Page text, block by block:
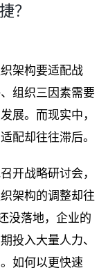
？
架构要适配战
组织三因素需要
展。而现实中，
配却往往滞后。
开战略研讨会，
架构的调整却往
没落地，企业的
投入大量人力、
如何以更快速